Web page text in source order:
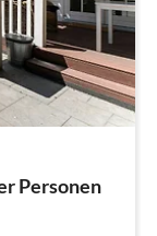
Personen